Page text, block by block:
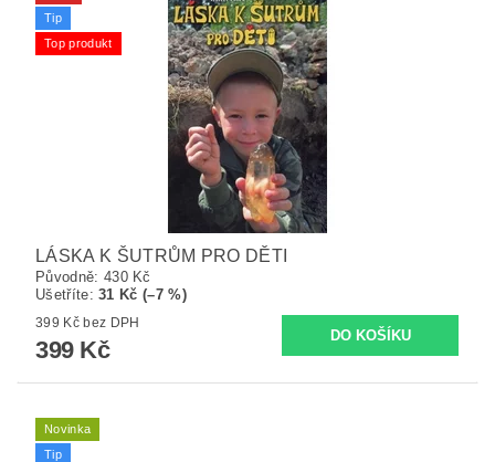
Tip
Top produkt
LÁSKA K ŠUTRŮM PRO DĚTI
Původně: 430 Kč
Ušetříte:31 Kč (–7 %)
399 Kč bez DPH
399 Kč
Novinka
Tip